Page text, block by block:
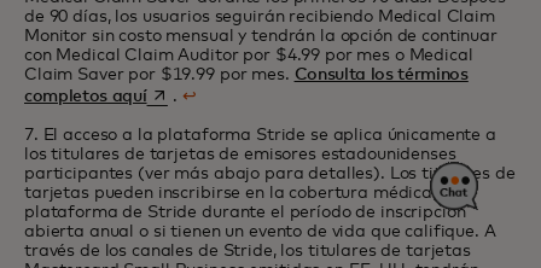
de 90 días, los usuarios seguirán recibiendo Medical Claim
Monitor sin costo mensual y tendrán la opción de continuar
con Medical Claim Auditor por $4.99 por mes o Medical
Claim Saver por $19.99 por mes. Consulta los términos
completos aquíse abre en una pestaña nueva
. ↩
7. El acceso a la plataforma Stride se aplica únicamente a
los titulares de tarjetas de emisores estadounidenses
participantes (ver más abajo para detalles). Los titulares de
tarjetas pueden inscribirse en la cobertura médica en la
plataforma de Stride durante el período de inscripción
abierta anual o si tienen un evento de vida que califique. A
través de los canales de Stride, los titulares de tarjetas